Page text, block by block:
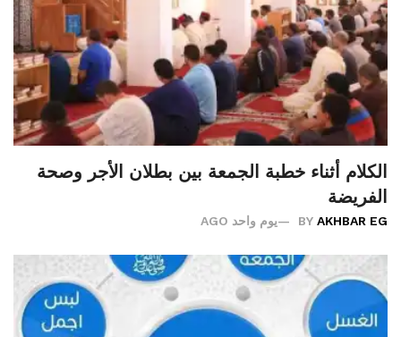
الكلام أثناء خطبة الجمعة بين بطلان الأجر وصحة
الفريضة
BY AKHBAR EG يوم واحد AGO